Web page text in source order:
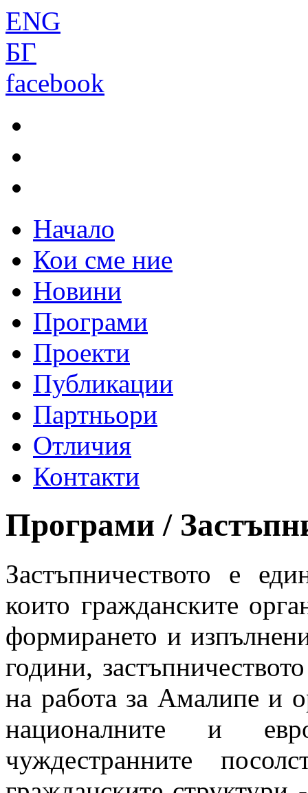
ENG
БГ
facebook
Начало
Кои сме ние
Новини
Програми
Проекти
Публикации
Партньори
Отличия
Контакти
Програми /
Застъпничеството е
които гражданските
формирането и
години,
на работа за Амалипе и
националните и
чуждестранните